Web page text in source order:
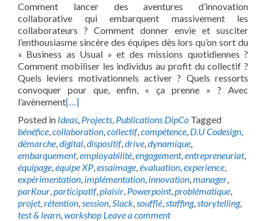
Comment lancer des aventures d’innovation
collaborative qui embarquent massivement les
collaborateurs ? Comment donner envie et susciter
l’enthousiasme sincère des équipes dès lors qu’on sort du
« Business as Usual » et des missions quotidiennes ?
Comment mobiliser les individus au profit du collectif ?
Quels leviers motivationnels activer ? Quels ressorts
convoquer pour que, enfin, « ça prenne » ? Avec
l’avènement[…]
Posted in Ideas, Projects, Publications DipCo Tagged
bénéfice,collaboration,collectif,compétence, D.U Codesign,
démarche,digital,dispositif,drive,dynamique,
embarquement,employabilité,engagement,entrepreneuriat,
équipage,équipe XP,essaimage,évaluation,experience,
expérimentation, implémentation, innovation,manager,
parKour,participatif,plaisir, Powerpoint,problématique,
projet,rétention,session,Slack,soufflé,staffing,storytelling,
test & learn,workshop Leave a comment